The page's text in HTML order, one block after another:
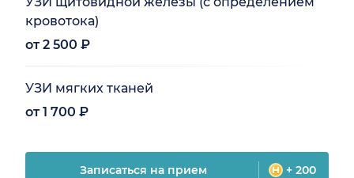
кровотока)
от 2 500 ₽
УЗИ мягких тканей
от 1 700 ₽
Записаться на прием + 200